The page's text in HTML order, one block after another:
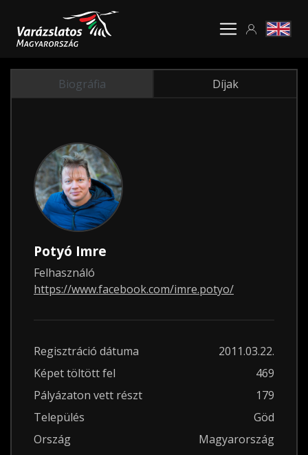
Biográfia Díjak
Potyó Imre
Felhasználó
https://www.facebook.com/imre.potyo/
Regisztráció dátuma
2011.03.22.
Képet töltött fel
469
Pályázaton vett részt
179
Település
Göd
Ország
Magyarország